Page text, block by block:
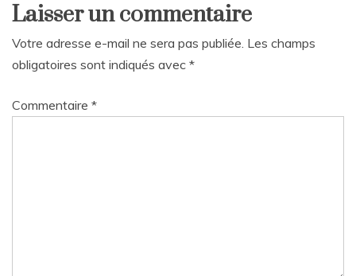
Laisser un commentaire
Votre adresse e-mail ne sera pas publiée. Les champs
obligatoires sont indiqués avec *
Commentaire *